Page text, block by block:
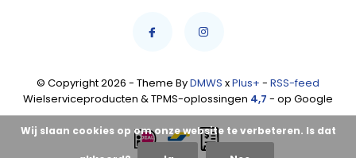
© Copyright 2026 - Theme ByDMWS xPlus+ - RSS-feed
Wielserviceproducten & TPMS-oplossingen 4,7 - op Google
Wij slaan cookies op om onze website te verbeteren. Is dat